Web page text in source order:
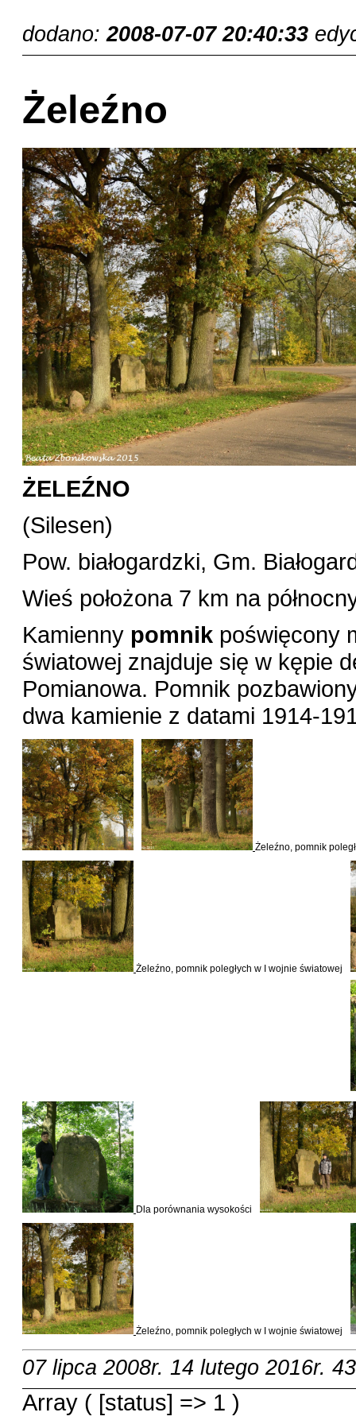
dodano:2008-07-07 20:40:33
Żeleźno
ŻELEŹNO
(Silesen)
Pow. białogardzki, Gm.
Wieś położona 7 km na
Kamienny pomnik poświęcony
światowej znajduje się w kępie
Pomianowa. Pomnik
dwa kamienie z datami 1914-
Żeleźno, pomnik
Żeleźno, pomnik poległych w I wojnie światowej
Dla porównania wysokości
Żeleźno, pomnik poległych w I wojnie światowej
07 lipca 2008r. 14 lutego 2016r.
Array ( [status] => 1 )